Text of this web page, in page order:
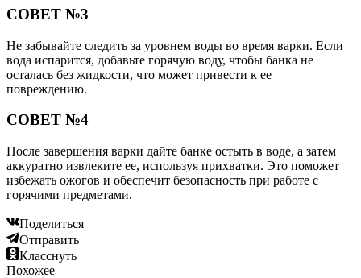
СОВЕТ №3
Не забывайте следить за уровнем воды во время варки. Если
вода испарится, добавьте горячую воду, чтобы банка не
осталась без жидкости, что может привести к ее
повреждению.
СОВЕТ №4
После завершения варки дайте банке остыть в воде, а затем
аккуратно извлеките ее, используя прихватки. Это поможет
избежать ожогов и обеспечит безопасность при работе с
горячими предметами.
Поделиться
Отправить
Класснуть
Похожее